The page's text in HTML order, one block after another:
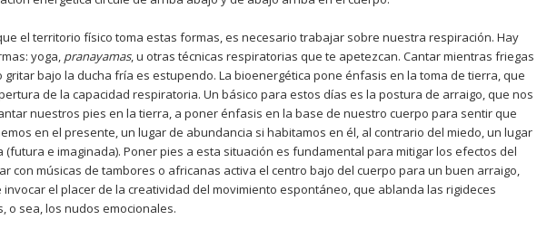
el territorio físico toma estas formas, es necesario trabajar sobre nuestra respiración. Hay
yoga, pranayamas, u otras técnicas respiratorias que te apetezcan. Cantar mientras friegas
gritar bajo la ducha fría es estupendo. La bioenergética pone énfasis en la toma de tierra, que
de la capacidad respiratoria. Un básico para estos días es la postura de arraigo, que nos
nuestros pies en la tierra, a poner énfasis en la base de nuestro cuerpo para sentir que
en el presente, un lugar de abundancia si habitamos en él, al contrario del miedo, un lugar
(futura e imaginada). Poner pies a esta situación es fundamental para mitigar los efectos del
con músicas de tambores o africanas activa el centro bajo del cuerpo para un buen arraigo,
invocar el placer de la creatividad del movimiento espontáneo, que ablanda las rigideces
o sea, los nudos emocionales.